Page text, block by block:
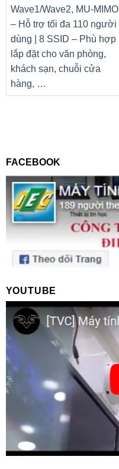
Wave1/Wave2, MU-MIMO
– Hỗ trợ tối đa 110 người
dùng | 8 SSID – Phù hợp
lắp đặt cho văn phòng,
khách sạn, chuỗi cửa
hàng, …
FACEBOOK
YOUTUBE